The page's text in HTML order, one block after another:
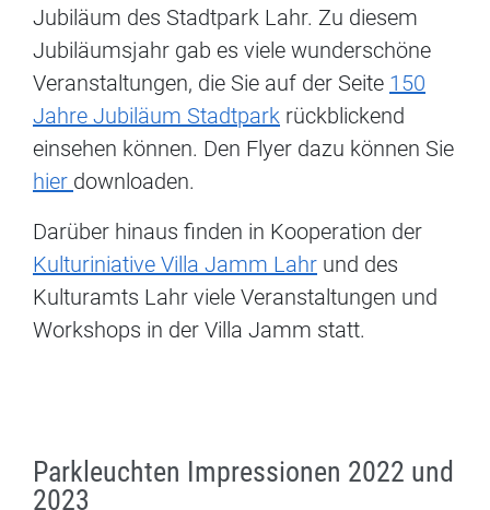
Jubiläum des Stadtpark Lahr. Zu diesem
Jubiläumsjahr gab es viele wunderschöne
Veranstaltungen, die Sie auf der Seite 150
Jahre Jubiläum Stadtpark rückblickend
einsehen können. Den Flyer dazu können Sie
hier downloaden.
Darüber hinaus finden in Kooperation der
Kulturiniative Villa Jamm Lahr und des
Kulturamts Lahr viele Veranstaltungen und
Workshops in der Villa Jamm statt.
Parkleuchten Impressionen 2022 und
2023